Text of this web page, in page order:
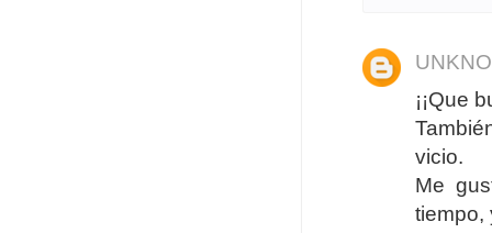
¡¡Que
vicio.
Me
tiempo,